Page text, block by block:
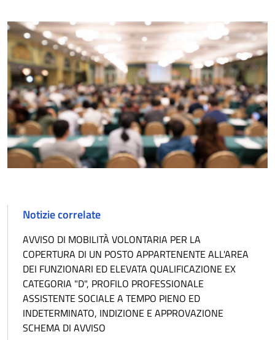
Notizie correlate
AVVISO DI MOBILITÀ VOLONTARIA PER LA
COPERTURA DI UN POSTO APPARTENENTE ALL'AREA
DEI FUNZIONARI ED ELEVATA QUALIFICAZIONE EX
CATEGORIA "D", PROFILO PROFESSIONALE
ASSISTENTE SOCIALE A TEMPO PIENO ED
INDETERMINATO, INDIZIONE E APPROVAZIONE
SCHEMA DI AVVISO